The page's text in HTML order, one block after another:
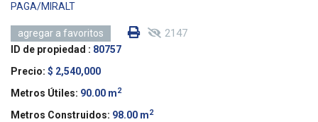
PAGA/MIRALT
agregar a favoritos 2147
ID de propiedad : 80757
Precio: $ 2,540,000
Metros Útiles: 90.00 m2
Metros Construidos: 98.00 m2